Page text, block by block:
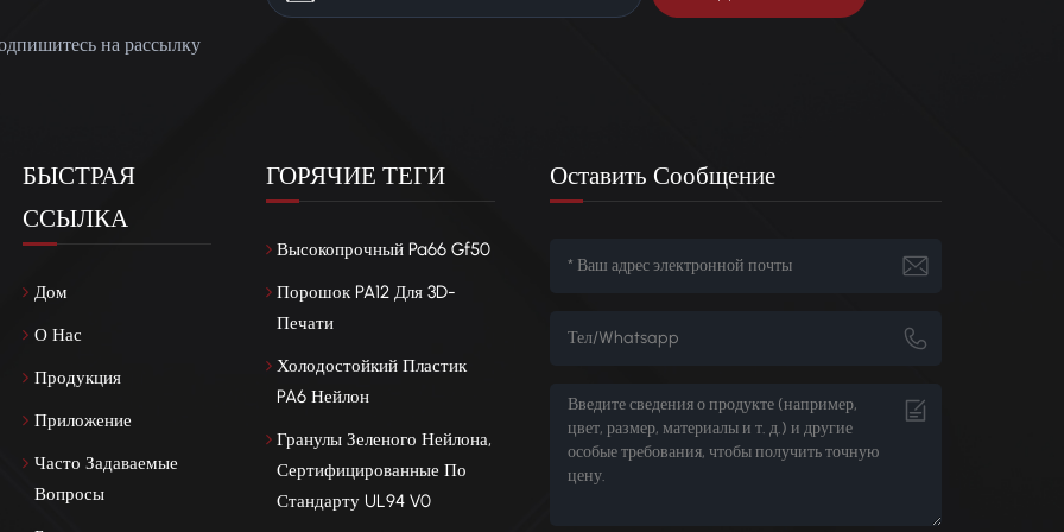
на рассылку
БЫСТРАЯ
ССЫЛКА
Дом
О Нас
Продукция
Приложение
Часто Задаваемые
Вопросы
ГОРЯЧИЕ ТЕГИ
Высокопрочный Pa66 Gf50
Порошок PA12 Для 3D-
Печати
Холодостойкий Пластик
PA6 Нейлон
Гранулы Зеленого Нейлона,
Сертифицированные По
Стандарту UL94 V0
Оставить Сообщение